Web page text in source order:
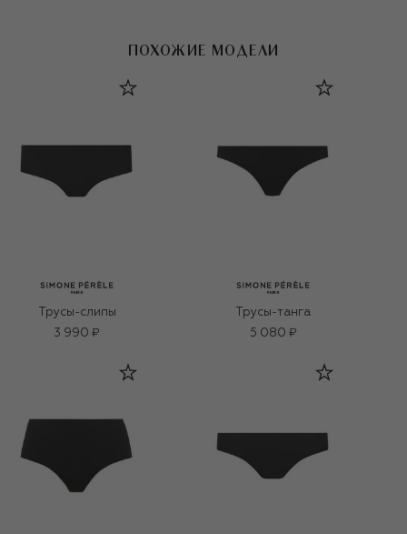
ПОХОЖИЕ МОДЕЛИ
Трусы-слипы
3 990 ₽
Трусы-танга
5 080 ₽